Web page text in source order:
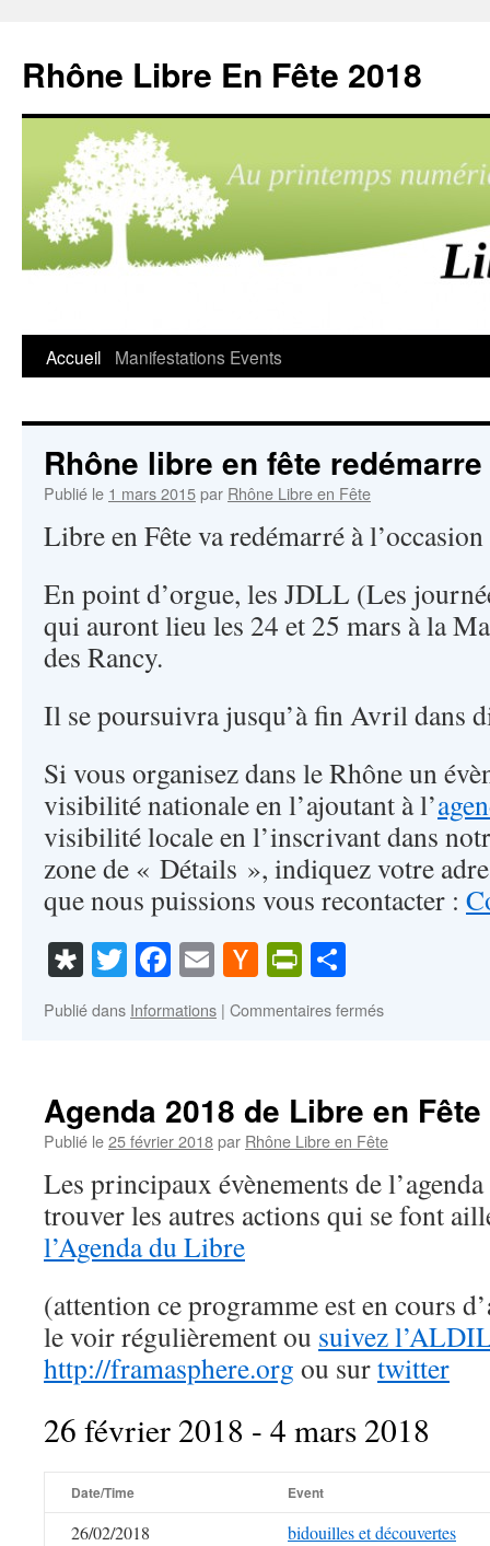
contenu
Rhône Libre En Fête 2018
Accueil Manifestations Events
Rhône libre en fête redémarre
Publié le 1 mars 2015par Rhône Libre en Fête
Libre en Fête va redémarré à
En point d’orgue, les JDLL (Les
qui auront lieu les 24 et 25 mars à la
des Rancy.
Il se poursuivra jusqu’à fin Avril dans
Si vous organisez dans le Rhône un
visibilité nationale en l’ajoutant à l’
visibilité locale en l’inscrivant dans
zone de « Détails », indiquez votre
que nous puissions vous recontacter :
Diaspora
TwitterFacebook
EmailHacker
News
PrintFriendly
Publié dans Informations | Commentaires ferméssur
redémarre
Agenda 2018 de Libre en
Publié le25 février 2018par Rhône Libre en Fête
Les principaux évènements de
trouver les autres actions qui se font
l’Agenda du Libre
(attention ce programme est en cours
le voir régulièrement ou suivez
http://framasphere.org ou surtwitter
26 février 2018 - 4 mars 2018
Date/Time Event
26/02/2018
bidouilles et découvertes